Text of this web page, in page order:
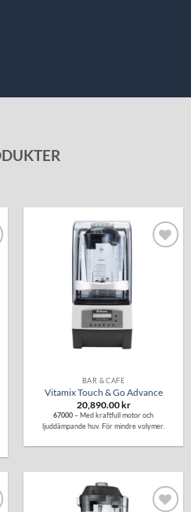
BAR & CAFÉ
Vitamix Touch & Go Advance
20,890.00 kr
67000– Med kraftfull motor och
ljuddämpande huv. För mindre volymer.